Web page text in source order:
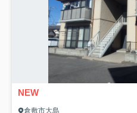
NEW
倉敷市大島